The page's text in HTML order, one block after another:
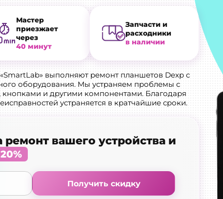
Мастер
приезжает
через
40 минут
Запчасти и
расходники
в наличии
выполняют ремонт планшетов Dexp с
оборудования. Мы устраняем проблемы с
и другими компонентами. Благодаря
устраняется в кратчайшие сроки.
ремонт вашего устройства и
20%
Получить скидку